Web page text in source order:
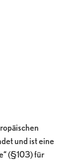
und ist eine
(§103) für